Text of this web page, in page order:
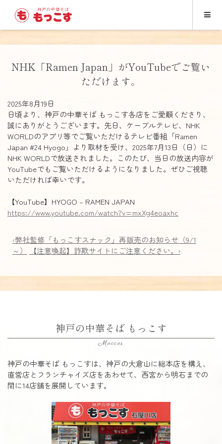
NHK「Ramen Japan」がYouTubeでご覧い
ただけます。
2025年8月19日
日頃より、神戸の中華そば もっこす各店をご愛顧くださり、
誠にありがとうございます。先日、ケーブルテレビ、NHK
WORLDのアプリ等でご覧いただけるテレビ番組「Ramen
Japan #24 Hyogo」より取材を受け、2025年7月13日（日）に
NHK WORLDで放送されました。このたび、当日の放送内容が
YouTubeでもご覧いただけるようになりました。ぜひご視聴
いただければ幸いです。
【YouTube】HYOGO – RAMEN JAPAN
https://www.youtube.com/watch?v=mxXg4eoaxhc
‹弊社監修「もっこすスナック」再販売のお知らせ（9/1
～）
【注意喚起】詐欺サイトにご注意ください。›
神戸の中華そば もっこす
Moccos
神戸の中華そば もっこすは、神戸の大倉山に総本店を構え、
直営店とフランチャイズ店をあわせて、西宮から明石までの
間に14店舗を展開しています。